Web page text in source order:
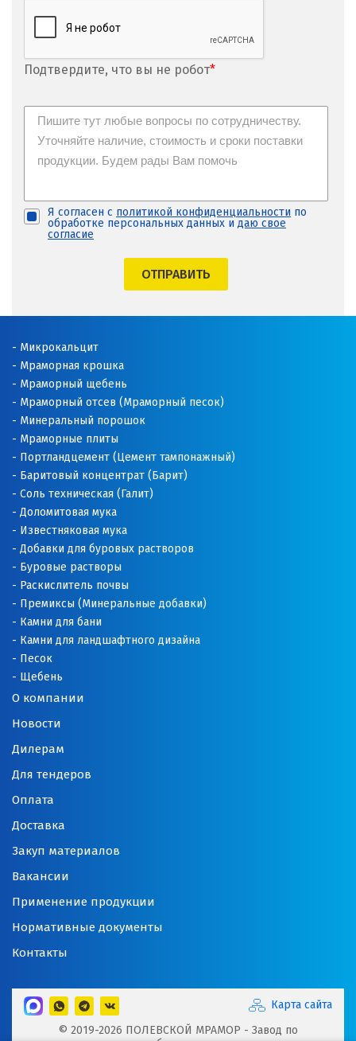
Подтвердите, что вы не робот*
Я согласен с политикой конфиденциальности по
обработке персональных данных и даю свое
согласие
ОТПРАВИТЬ
О компании
Новости
Дилерам
Для тендеров
Оплата
Доставка
Закуп материалов
Вакансии
Применение продукции
Нормативные документы
Контакты
Микрокальцит
Мраморная крошка
Мраморный щебень
Мраморный отсев (Мраморный песок)
Минеральный порошок
Мраморные плиты
Портландцемент (Цемент тампонажный)
Баритовый концентрат (Барит)
Соль техническая (Галит)
Доломитовая мука
Известняковая мука
Добавки для буровых растворов
Буровые растворы
Раскислитель почвы
Премиксы (Минеральные добавки)
Камни для бани
Камни для ландшафтного дизайна
Песок
Щебень
Карта сайта
© 2019-2026 ПОЛЕВСКОЙ МРАМОР - Завод по